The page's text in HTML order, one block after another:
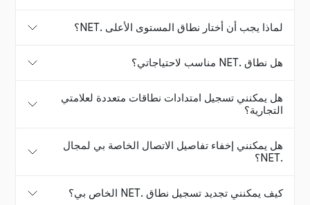
لماذا يجب أن أختار نطاق المستوى الأعلى .NET؟
هل نطاق .NET مناسب لاحتياجاتي؟
هل يمكنني تسجيل امتدادات نطاقات متعددة لعلامتي
التجارية؟
هل يمكنني إخفاء تفاصيل الاتصال الخاصة بي لمجال
.NET؟
كيف يمكنني تجديد تسجيل نطاق .NET الخاص بي؟